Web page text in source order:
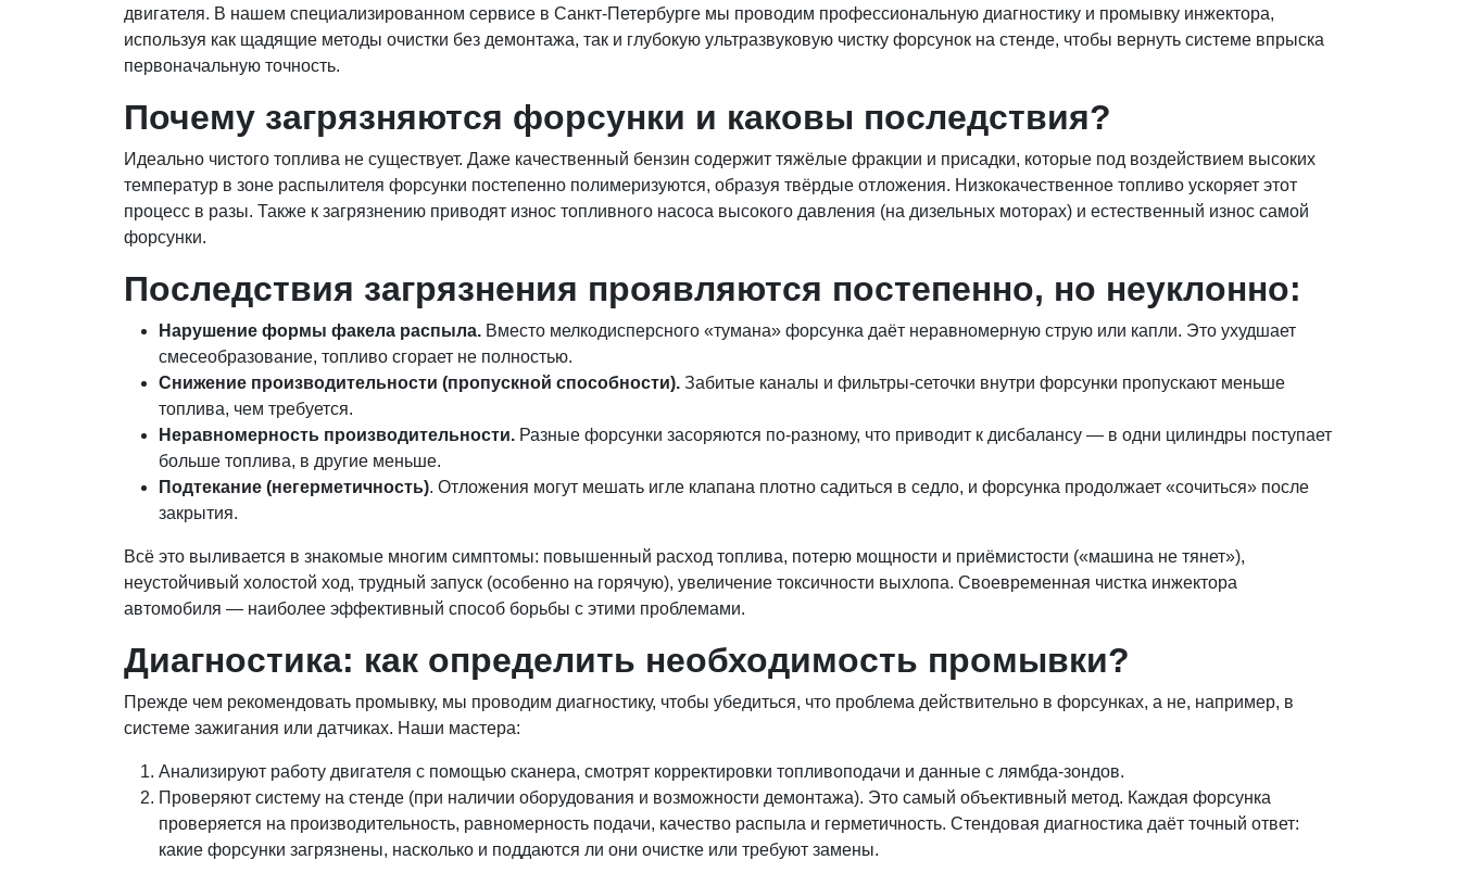
двигателя. В нашем специализированном сервисе в Санкт-Петербурге мы проводим профессиональную диагностику и промывку инжектора,
используя как щадящие методы очистки без демонтажа, так и глубокую ультразвуковую чистку форсунок на стенде, чтобы вернуть системе впрыска
первоначальную точность.
Почему загрязняются форсунки и каковы последствия?
Идеально чистого топлива не существует. Даже качественный бензин содержит тяжёлые фракции и присадки, которые под воздействием высоких
температур в зоне распылителя форсунки постепенно полимеризуются, образуя твёрдые отложения. Низкокачественное топливо ускоряет этот
процесс в разы. Также к загрязнению приводят износ топливного насоса высокого давления (на дизельных моторах) и естественный износ самой
форсунки.
Последствия загрязнения проявляются постепенно, но неуклонно:
Нарушение формы факела распыла. Вместо мелкодисперсного «тумана» форсунка даёт неравномерную струю или капли. Это ухудшает
смесеобразование, топливо сгорает не полностью.
Снижение производительности (пропускной способности). Забитые каналы и фильтры-сеточки внутри форсунки пропускают меньше
топлива, чем требуется.
Неравномерность производительности. Разные форсунки засоряются по-разному, что приводит к дисбалансу — в одни цилиндры поступает
больше топлива, в другие меньше.
Подтекание (негерметичность). Отложения могут мешать игле клапана плотно садиться в седло, и форсунка продолжает «сочиться» после
закрытия.
Всё это выливается в знакомые многим симптомы: повышенный расход топлива, потерю мощности и приёмистости («машина не тянет»),
неустойчивый холостой ход, трудный запуск (особенно на горячую), увеличение токсичности выхлопа. Своевременная чистка инжектора
автомобиля — наиболее эффективный способ борьбы с этими проблемами.
Диагностика: как определить необходимость промывки?
Прежде чем рекомендовать промывку, мы проводим диагностику, чтобы убедиться, что проблема действительно в форсунках, а не, например, в
системе зажигания или датчиках. Наши мастера:
Анализируют работу двигателя с помощью сканера, смотрят корректировки топливоподачи и данные с лямбда-зондов.
Проверяют систему на стенде (при наличии оборудования и возможности демонтажа). Это самый объективный метод. Каждая форсунка
проверяется на производительность, равномерность подачи, качество распыла и герметичность. Стендовая диагностика даёт точный ответ:
какие форсунки загрязнены, насколько и поддаются ли они очистке или требуют замены.